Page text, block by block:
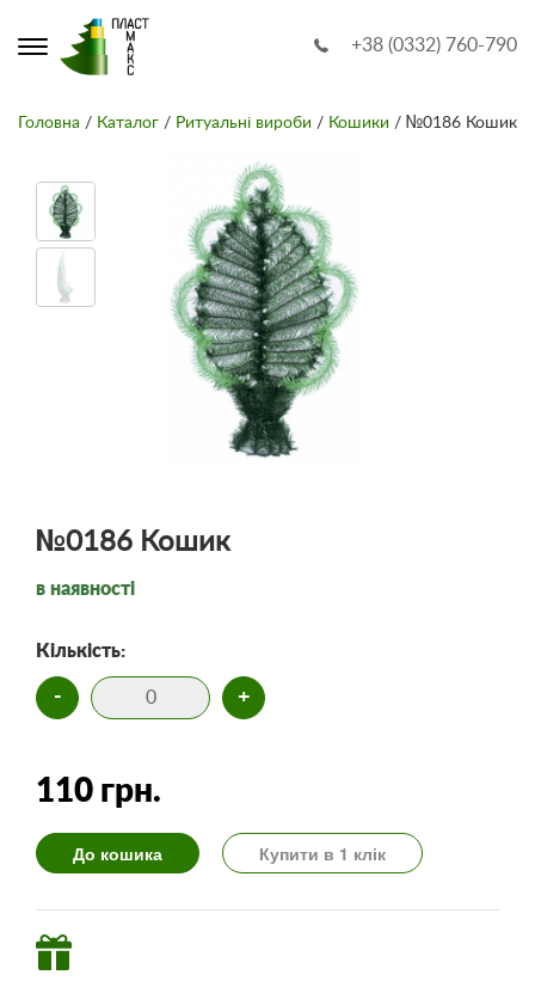
+38 (0332) 760-790
Головна / Каталог / Ритуальні вироби / Кошики / №0186 Кошик
№0186 Кошик
в наявності
Кількість:
- +
110 грн.
До кошика Купити в 1 клік